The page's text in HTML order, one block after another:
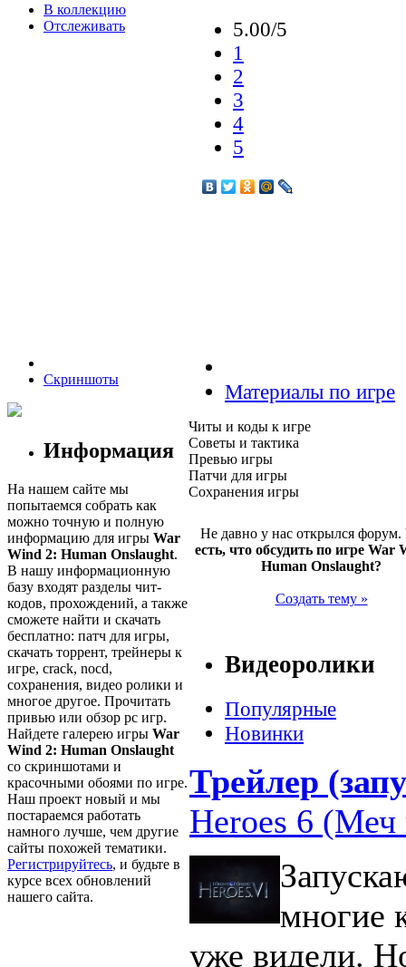
В коллекцию
Отслеживать
5.00/5
1
2
3
4
5
Скриншоты
Информация
На нашем сайте мы
попытаемся собрать как
можно точную и полную
информацию для игры War
Wind 2: Human Onslaught.
В нашу информационную
базу входят разделы чит-
кодов, прохождений, а также
сможете найти и скачать
бесплатно: патч для игры,
скачать торрент, трейнеры к
игре, crack, nocd,
сохранения, видео ролики и
многое другое. Прочитать
привью или обзор pc игр.
Найдете галерею игры War
Wind 2: Human Onslaught
со скриншотами и
красочными обоями по игре.
Наш проект новый и мы
постараемся работать
намного лучше, чем другие
сайты похожей тематики.
Регистрируйтесь, и будьте в
курсе всех обновлений
нашего сайта.
Материалы по игре
Читы и коды к игре
Советы и тактика
Превью игры
Патчи для игры
Сохранения игры
Не давно у нас открылся форум.
есть, что обсудить по игре War
Human Onslaught?
Создать тему »
Видеоролики
Популярные
Новинки
Трейлер
Heroes 6 (Меч
многие
уже видели.